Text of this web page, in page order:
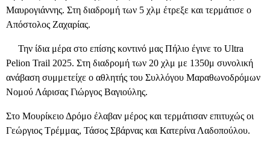
Μαυρογιάννης. Στη διαδρομή των 5 χλμ έτρεξε και τερμάτισε ο
Απόστολος Ζαχαρίας.
Την ίδια μέρα στο επίσης κοντινό μας Πήλιο έγινε το Ultra
Pelion Trail 2025. Στη διαδρομή των 20 χλμ με 1350μ συνολική
ανάβαση συμμετείχε ο αθλητής του Συλλόγου Μαραθωνοδρόμων
Νομού Λάρισας Γιώργος Βαγιούλης.
Στο Μουρίκειο Δρόμο έλαβαν μέρος και τερμάτισαν επιτυχώς οι
Γεώργιος Τρέμμας, Τάσος Σβάρνας και Κατερίνα Λαδοπούλου.